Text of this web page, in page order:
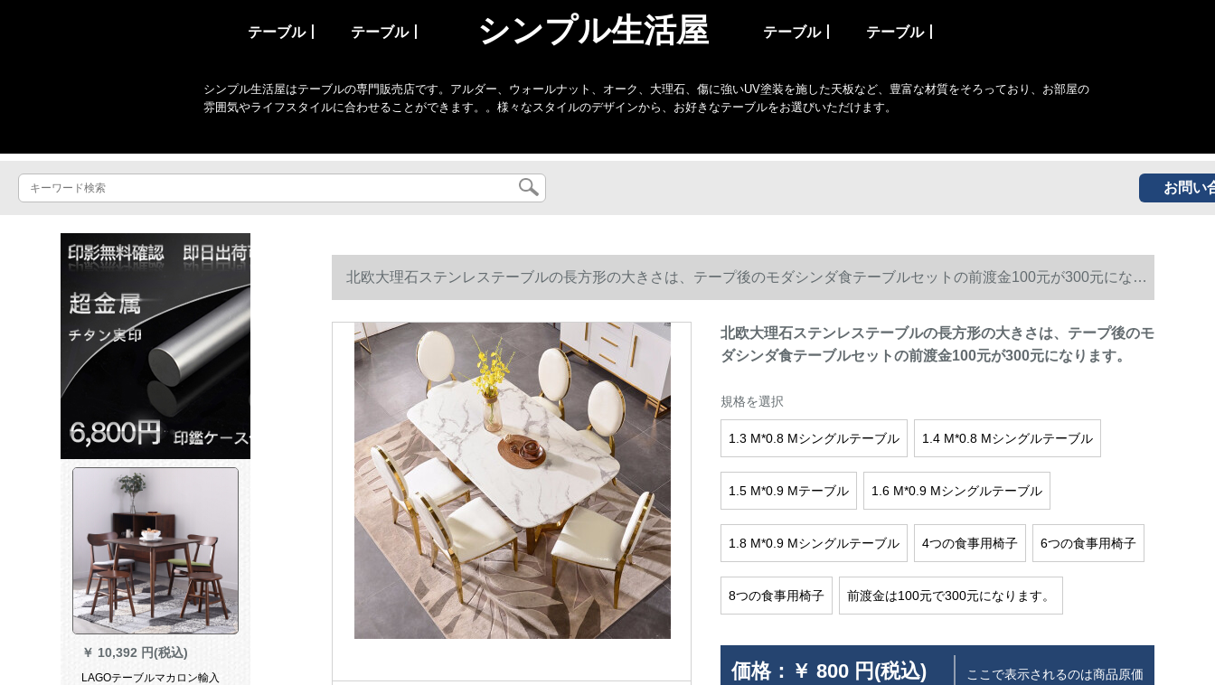
テーブル丨 テーブル丨 シンプル生活屋 テーブル丨 テーブル丨
シンプル生活屋はテーブルの専門販売店です。アルダー、ウォールナット、オーク、大理石、傷に強いUV塗装を施した天板など、豊富な材質をそろっており、お部屋の
雰囲気やライフスタイルに合わせることができます。。様々なスタイルのデザインから、お好きなテーブルをお選びいただけます。
お問い
￥ 10,392 円(税込)
LAGOテーブルマカロン輸入
北欧大理石ステンレステーブルの長方形の大きさは、テープ後のモダシンダ食テーブルセットの前渡金100元が300元になり
ます。
北欧大理石ステンレステーブルの長方形の大きさは、テープ後のモ
ダシンダ食テーブルセットの前渡金100元が300元になります。
規格を選択
1.3 M*0.8 Mシングルテーブル 1.4 M*0.8 Mシングルテーブル
1.5 M*0.9 Mテーブル 1.6 M*0.9 Mシングルテーブル
1.8 M*0.9 Mシングルテーブル 4つの食事用椅子 6つの食事用椅子
8つの食事用椅子 前渡金は100元で300元になります。
価格： ￥ 800 円(税込)
ここで表示されるのは商品原価